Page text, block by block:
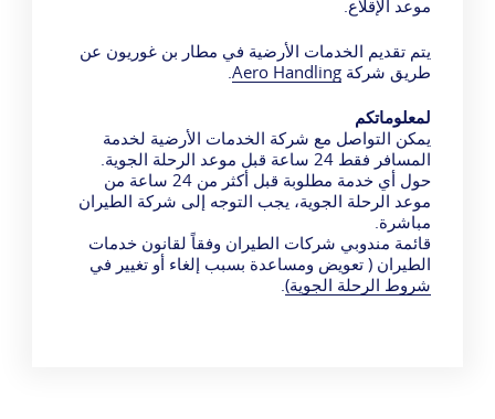
موعد الإقلاع.
يتم تقديم الخدمات الأرضية في مطار بن غوريون عن
طريق شركةAero Handling
لمعلوماتكم
يمكن التواصل مع شركة الخدمات الأرضية لخدمة
المسافر فقط 24 ساعة قبل موعد الرحلة الجوية.
حول أي خدمة مطلوبة قبل أكثر من 24 ساعة من
موعد الرحلة الجوية، يجب التوجه إلى شركة الطيران
مباشرة.
قائمة مندوبي شركات الطيران وفقاً لقانون خدمات
الطيران ( تعويض ومساعدة بسبب إلغاء أو تغيير في
شروط الرحلة الجوية)